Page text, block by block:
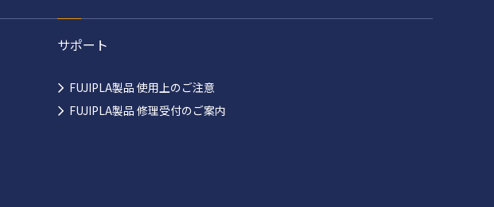
サポート
FUJIPLA製品 使用上のご注意
FUJIPLA製品 修理受付のご案内